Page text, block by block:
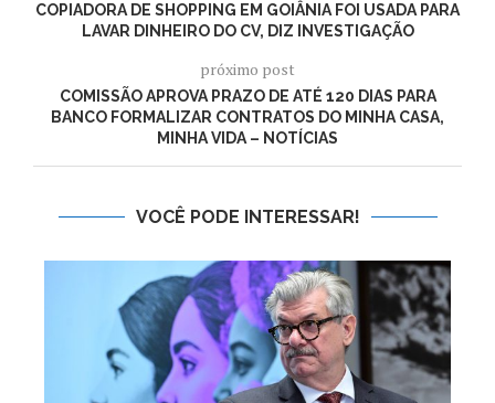
COPIADORA DE SHOPPING EM GOIÂNIA FOI USADA PARA
LAVAR DINHEIRO DO CV, DIZ INVESTIGAÇÃO
próximo post
COMISSÃO APROVA PRAZO DE ATÉ 120 DIAS PARA
BANCO FORMALIZAR CONTRATOS DO MINHA CASA,
MINHA VIDA – NOTÍCIAS
VOCÊ PODE INTERESSAR!